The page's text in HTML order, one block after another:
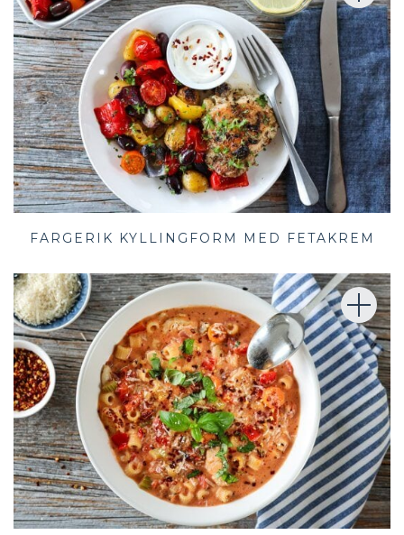
FARGERIK KYLLINGFORM MED FETAKREM